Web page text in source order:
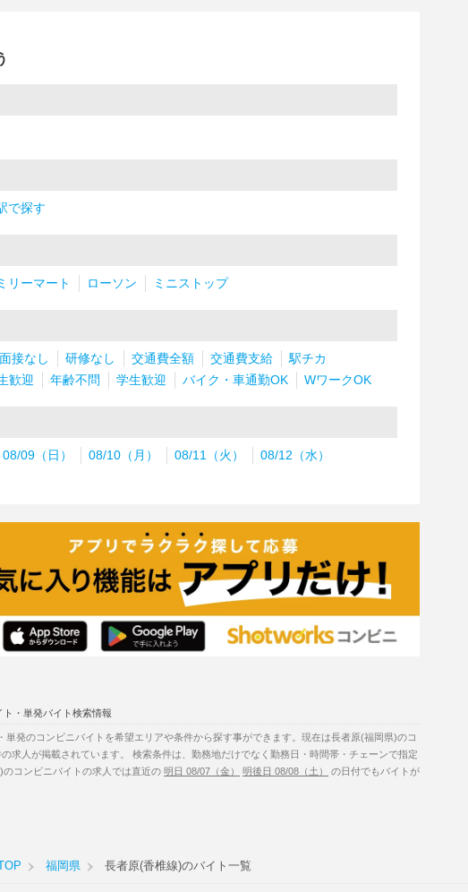
で探す
リーマート ローソン ミニストップ
面接なし 研修なし 交通費全額 交通費支給
駅チカ
歓迎 年齢不問 学生歓迎 バイク・車通勤OK WワークOK
08/09（日） 08/10（月） 08/11（火） 08/12（水）
・単発バイト検索情報
単発のコンビニバイトを希望エリアや条件から探す事ができます。現在は長者原(福岡県)のコ
求人が掲載されています。 検索条件は、勤務地だけでなく勤務日・時間帯・チェーンで指定
コンビニバイトの求人では直近の 明日 08/07（金） 明後日 08/08（土）
の日付でもバイトが
福岡県 長者原(香椎線)のバイト一覧